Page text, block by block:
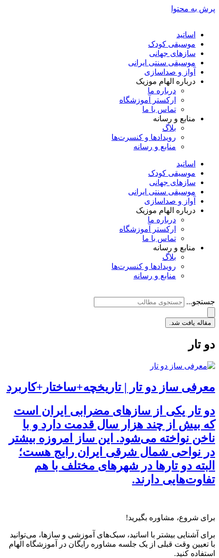
پرش به محتوا
اساتید
موسیقی کودک
سازهای جهانی
موسیقی سنتی ایرانی
آواز و صداسازی
درباره الهام موزیک
درباره ما
ارکستر آموزشگاه
تماس با ما
منابع و رسانه
بلاگ
رویدادها و کنسرت‌ها
منابع و رسانه
اساتید
موسیقی کودک
سازهای جهانی
موسیقی سنتی ایرانی
آواز و صداسازی
درباره الهام موزیک
درباره ما
ارکستر آموزشگاه
تماس با ما
منابع و رسانه
بلاگ
رویدادها و کنسرت‌ها
منابع و رسانه
جستجو...
مقاله یافت شد.
دو تار
معرفی ساز دو تار | تاریخچه+ساختار+کاربرد
دو تار یکی از سازهای مضرابی ایران است
که بیش از چند هزار سال قدمت دارد و با
ناخن نواخته می‌شود. این ساز امروزه بیشتر
در نواحی شمال شرقی ایران رایج هست؛
البته دو تارها در شهرهای مختلف با هم
تفاوت‌هایی دارند.
برای شروع، مشاوره بگیرید!
برای آشنایی بیشتر با اساتید، سبک‌های آموزشی و سازها، می‌توانید
با تعیین وقت قبلی از یک جلسه مشاوره رایگان در آموزشگاه الهام
استفاده کنید.